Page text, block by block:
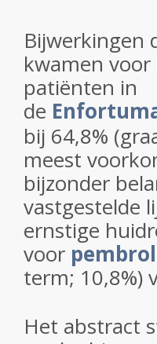
Bijwerkingen
kwamen voor
patiënten in
de
bij 64,8%
meest
bijzonder
vastgestelde
ernstige
voor
term; 10,8%)
Het abstract